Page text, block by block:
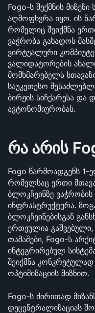
Fogo-ს შექმნის
აღმოფხვრა იყო. ის
რომელიც შეიქმნა
ვაჭრობა გახადოს
ვირტუალური
ვალიდატორების
მომხმარებელს
საუკეთესო
ბირჟის სიჩქარესა და
ავტონომიურობას.
რა არის
Fogo წარმოადგენს 1-
რომელსაც ერთი
ბლოკჩეინზე
ინფრასტრუქტურა.
ბლოკჩეინებისგან
ერთეულია გაშვებული,
თამაშები, Fogo-ს
ინტეგრირებულ
შეიქმნა კონკრეტულად
ოპტიმიზაციის მიზნით.
Fogo-ს ძირითად
დეცენტრალიზაციას